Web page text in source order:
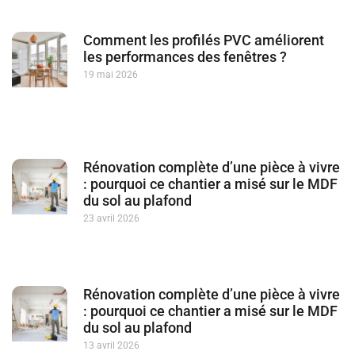
Comment les profilés PVC améliorent
les performances des fenêtres ?
19 mai 2026
Rénovation complète d’une pièce à vivre
: pourquoi ce chantier a misé sur le MDF
du sol au plafond
23 avril 2026
Rénovation complète d’une pièce à vivre
: pourquoi ce chantier a misé sur le MDF
du sol au plafond
13 avril 2026